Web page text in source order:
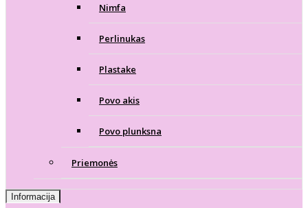
Nimfa
Perlinukas
Plastake
Povo akis
Povo plunksna
Priemonės
Informacija